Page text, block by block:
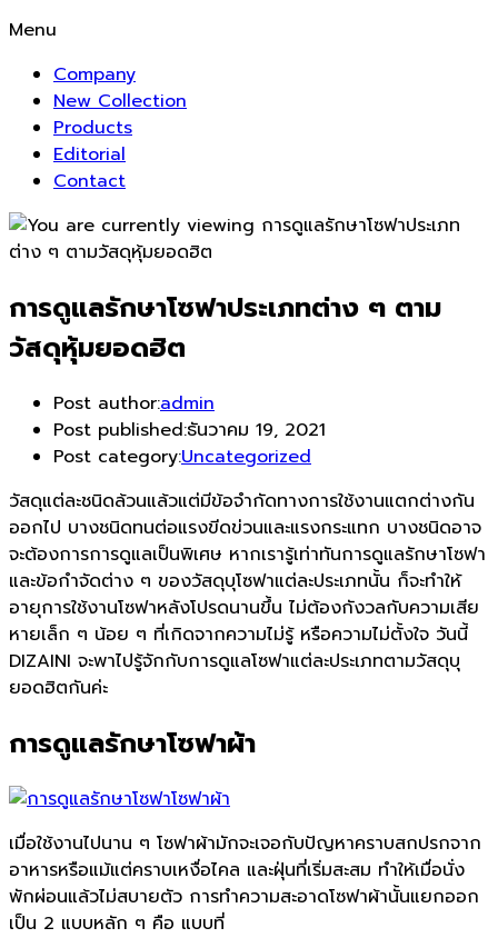
Menu
Company
New Collection
Products
Editorial
Contact
การดูแลรักษาโซฟาประเภทต่าง ๆ ตาม
วัสดุหุ้มยอดฮิต
Post author:admin
Post published:ธันวาคม 19, 2021
Post category:Uncategorized
วัสดุแต่ละชนิดล้วนแล้วแต่มีข้อจำกัดทางการใช้งานแตกต่างกัน
ออกไป บางชนิดทนต่อแรงขีดข่วนและแรงกระแทก บางชนิดอาจ
จะต้องการการดูแลเป็นพิเศษ หากเรารู้เท่าทันการดูแลรักษาโซฟา
และข้อกำจัดต่าง ๆ ของวัสดุบุโซฟาแต่ละประเภทนั้น ก็จะทำให้
อายุการใช้งานโซฟาหลังโปรดนานขึ้น ไม่ต้องกังวลกับความเสีย
หายเล็ก ๆ น้อย ๆ ที่เกิดจากความไม่รู้ หรือความไม่ตั้งใจ วันนี้
DIZAINI จะพาไปรู้จักกับการดูแลโซฟาแต่ละประเภทตามวัสดุบุ
ยอดฮิตกันค่ะ
การดูแลรักษาโซฟาผ้า
เมื่อใช้งานไปนาน ๆ โซฟาผ้ามักจะเจอกับปัญหาคราบสกปรกจาก
อาหารหรือแม้แต่คราบเหงื่อไคล และฝุ่นที่เริ่มสะสม ทำให้เมื่อนั่ง
พักผ่อนแล้วไม่สบายตัว การทำความสะอาดโซฟาผ้านั้นแยกออก
เป็น 2 แบบหลัก ๆ คือ แบบที่